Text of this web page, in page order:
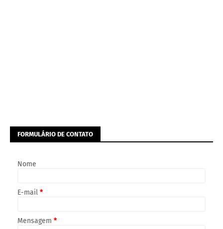
FORMULÁRIO DE CONTATO
Nome
E-mail *
Mensagem *